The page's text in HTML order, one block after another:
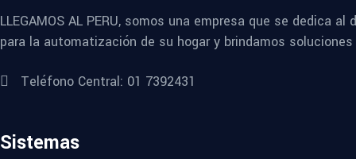
LLEGAMOS AL PERU, somos una empresa que se dedica
para la automatización de su hogar y brindamos
Teléfono Central: 01 7392431
Sistemas